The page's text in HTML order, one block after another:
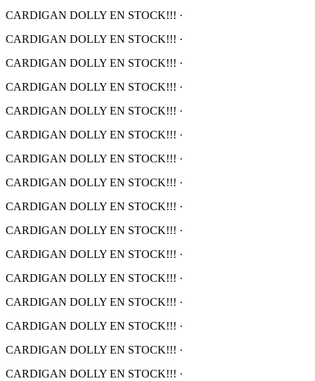
CARDIGAN DOLLY EN STOCK!!! ·
CARDIGAN DOLLY EN STOCK!!! ·
CARDIGAN DOLLY EN STOCK!!! ·
CARDIGAN DOLLY EN STOCK!!! ·
CARDIGAN DOLLY EN STOCK!!! ·
CARDIGAN DOLLY EN STOCK!!! ·
CARDIGAN DOLLY EN STOCK!!! ·
CARDIGAN DOLLY EN STOCK!!! ·
CARDIGAN DOLLY EN STOCK!!! ·
CARDIGAN DOLLY EN STOCK!!! ·
CARDIGAN DOLLY EN STOCK!!! ·
CARDIGAN DOLLY EN STOCK!!! ·
CARDIGAN DOLLY EN STOCK!!! ·
CARDIGAN DOLLY EN STOCK!!! ·
CARDIGAN DOLLY EN STOCK!!! ·
CARDIGAN DOLLY EN STOCK!!! ·